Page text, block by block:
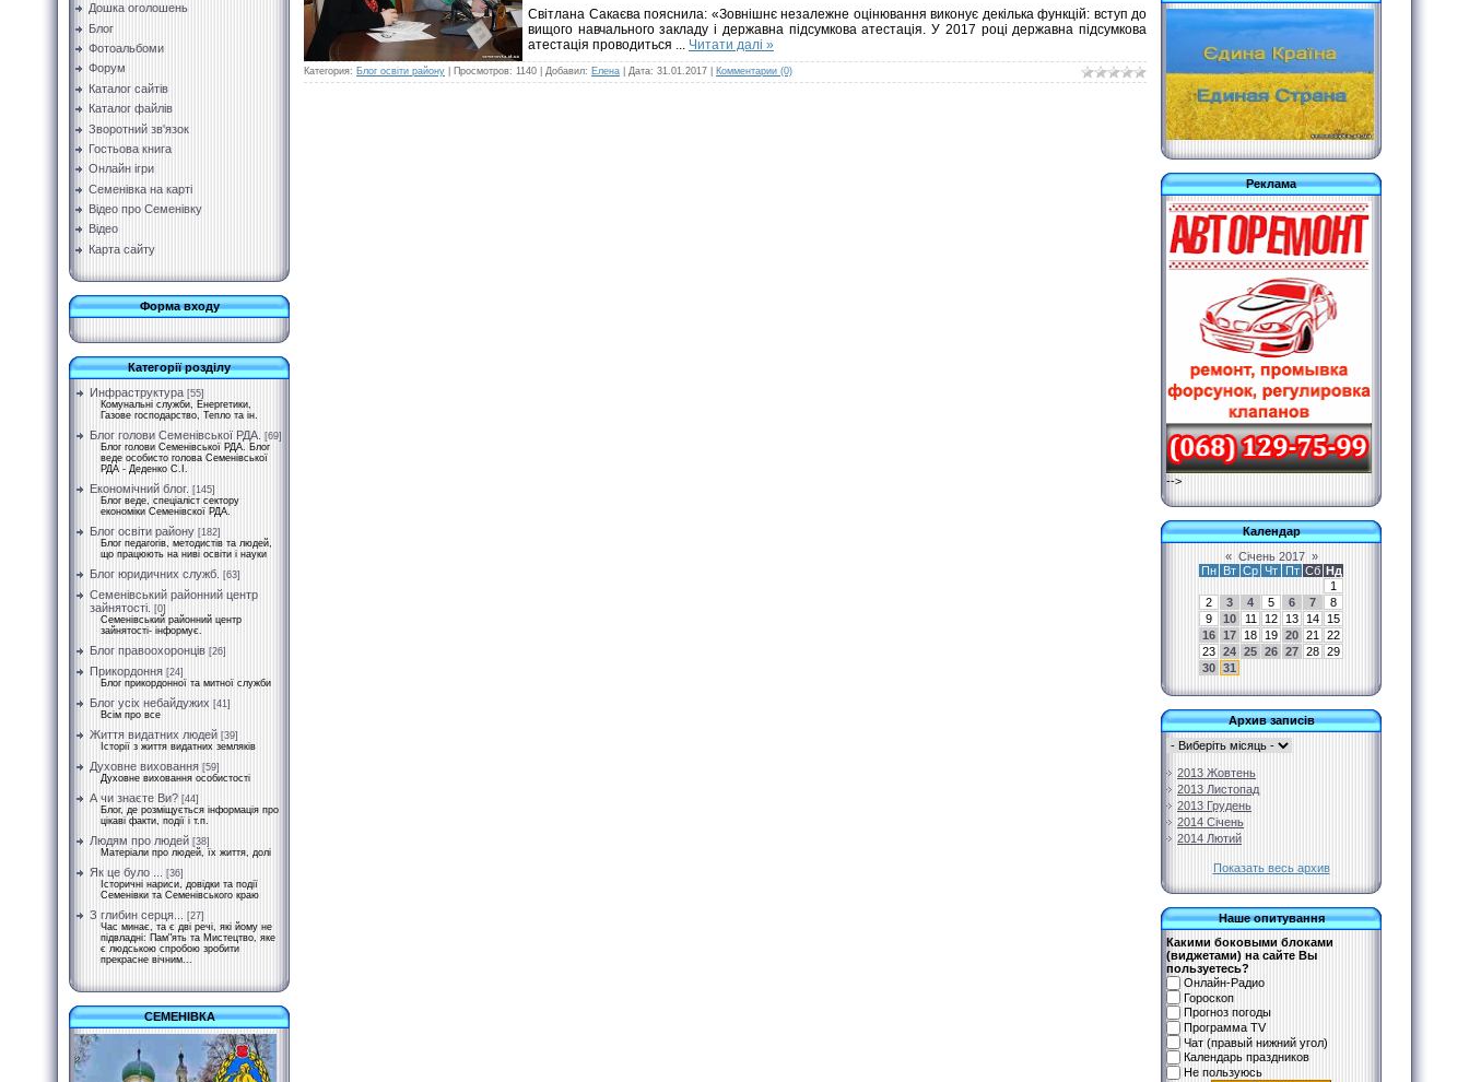
Дошка оголошень
Блог
Фотоальбоми
Форум
Каталог сайтів
Каталог файлів
Зворотний зв'язок
Гостьова книга
Онлайн ігри
Семенівка на карті
Відео про Семенівку
Відео
Карта сайту
Форма входу
Категорії розділу
Инфраструктура [55]
Комунальні служби, Енергетики,
Газове господарство, Тепло та ін.
Блог голови Семенівської РДА.
[69]
Блог голови Семенівської РДА. Блог
веде особисто голова Семенівської
РДА - Деденко С.І.
Економічний блог. [145]
Блог веде, спеціаліст сектору
економіки Семенівскої РДА.
Блог освіти району [182]
Блог педагогів, методистів та людей,
що працюють на ниві освіти і науки
Блог юридичних служб. [63]
Семенівський районний центр
зайнятості.
[0]
Семенівський районний центр
зайнятості- інформує.
Блог правоохоронців [26]
Прикордоння [24]
Блог прикордонної та митної служби
Блог усіх небайдужих [41]
Всім про все
Життя видатних людей [39]
Історії з життя видатних земляків
Духовне виховання [59]
Духовне виховання особистості
А чи знаєте Ви? [44]
Блог, де розміщується інформація про
цікаві факти, події і т.п.
Людям про людей [38]
Матеріали про людей, їх життя, долі
Як це було ...
[36]
Історичні нариси, довідки та події
Семенівки та Семенівського краю
З глибин серця...
[27]
Час минає, та є дві речі, які йому не
підвладні: Пам"ять та Мистецтво, яке
є людською спробою зробити
прекрасне вічним...
СЕМЕНІВКА
Світлана Сакаєва пояснила: «Зовнішнє незалежне оцінювання виконує декілька функцій: вступ до
вищого навчального закладу і державна підсумкова атестація. У 2017 році державна підсумкова
атестація проводиться ... Читати далі »
Категория: Блог освіти району Просмотров: 1140 Добавил: Елена Дата: 31.01.2017 Комментарии (0)
Реклама
-->
Календар
« Січень 2017 »
Пн Вт Ср Чт Пт Сб Нд
1
2
3 4 5 6 7
8
9
10 11 12 13 14
15
16 17 18 19 20 21
22
23 24 25 26 27 28 29
30 31
Архив записів
2013 Жовтень
2013 Листопад
2013 Грудень
2014 Січень
2014 Лютий
Показать весь архив
Наше опитування
Какими боковыми блоками
(виджетами) на сайте Вы
пользуетесь?
Онлайн-Радио
Гороскоп
Прогноз погоды
Программа TV
Чат (правый нижний угол)
Календарь праздников
Не пользуюсь